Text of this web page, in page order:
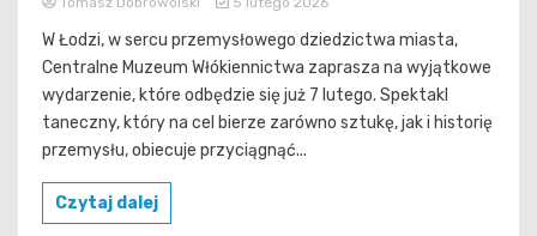
W Łodzi, w sercu przemysłowego dziedzictwa miasta,
Centralne Muzeum Włókiennictwa zaprasza na wyjątkowe
wydarzenie, które odbędzie się już 7 lutego. Spektakl
taneczny, który na cel bierze zarówno sztukę, jak i historię
przemysłu, obiecuje przyciągnąć...
Czytaj dalej